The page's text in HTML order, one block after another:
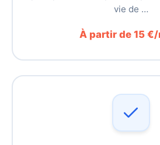
vie de …
À partir de 15